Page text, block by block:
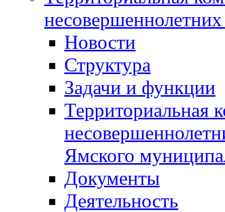
Новости
Структура
Задачи и функции
Территориальная
Ямского
Документы
Деятельность